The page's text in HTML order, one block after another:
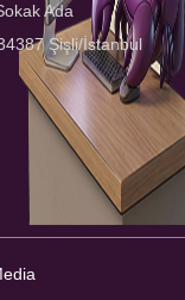
Ada
Şişli/İstanbul